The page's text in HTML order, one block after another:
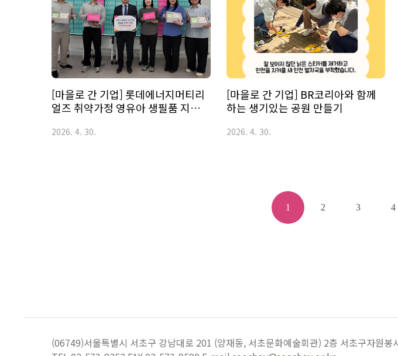
[마을로 간 기업] 롯데에너지머티리
얼즈 취약가정 영유아 생필품 지원
2026. 4. 30.
[마을로 간 기업] BR코리아와 함께
하는 생기있는 공원 만들기
2026. 4. 30.
1 2 3 4
(06749)서울특별시 서초구 강남대로 201 (양재동, 서초문화예술회관) 2층 서초구자원봉